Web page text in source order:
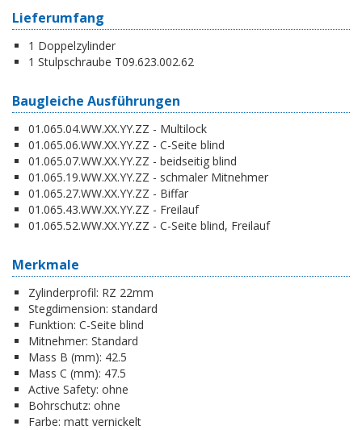
Lieferumfang
1 Doppelzylinder
1 Stulpschraube T09.623.002.62
Baugleiche Ausführungen
01.065.04.WW.XX.YY.ZZ - Multilock
01.065.06.WW.XX.YY.ZZ - C-Seite blind
01.065.07.WW.XX.YY.ZZ - beidseitig blind
01.065.19.WW.XX.YY.ZZ - schmaler Mitnehmer
01.065.27.WW.XX.YY.ZZ - Biffar
01.065.43.WW.XX.YY.ZZ - Freilauf
01.065.52.WW.XX.YY.ZZ - C-Seite blind, Freilauf
Merkmale
Zylinderprofil: RZ 22mm
Stegdimension: standard
Funktion: C-Seite blind
Mitnehmer: Standard
Mass B (mm): 42.5
Mass C (mm): 47.5
Active Safety: ohne
Bohrschutz: ohne
Farbe: matt vernickelt